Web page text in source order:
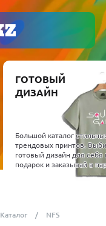
ГОТОВЫЙ
ДИЗАЙН
Большой каталог
трендовых принтов.
готовый дизайн для себя
подарок и заказывай в
Каталог NFS